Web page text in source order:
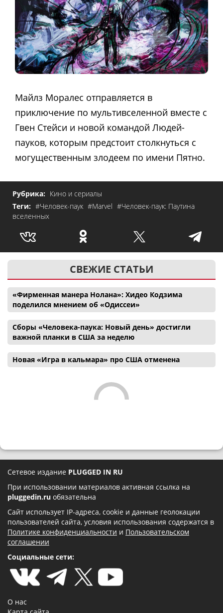
Майлз Моралес отправляется в
приключение по мультивселенной вместе с
Гвен Стейси и новой командой Людей-
пауков, которым предстоит столкнуться с
могущественным злодеем по имени Пятно.
Рубрика: Кино и сериалы
Теги: #Человек-паук #Marvel #Человек-паук: Паутина
вселенных
СВЕЖИЕ СТАТЬИ
«Фирменная манера Нолана»: Хидео Кодзима
поделился мнением об «Одиссеи»
Сборы «Человека-паука: Новый день» достигли
важной планки в США за неделю
Новая «Игра в кальмара» про США отменена
Сетевое издание PLUGGED IN RU
При использовании материалов активная ссылка на
pluggedin.ru обязательна
Сайт использует IP-адреса, cookie и данные геолокации
пользователей сайта, условия использования содержатся в
Политике конфиденциальности и Пользовательском
соглашении
Социальные сети:
О нас